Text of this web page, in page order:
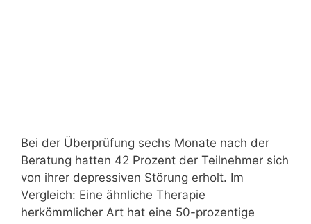
Bei der Überprüfung sechs Monate nach der
Beratung hatten 42 Prozent der Teilnehmer sich
von ihrer depressiven Störung erholt. Im
Vergleich: Eine ähnliche Therapie
herkömmlicher Art hat eine 50-prozentige